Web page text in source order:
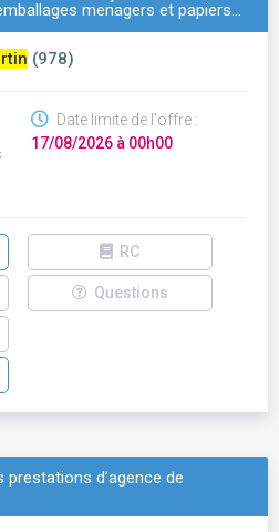
menagers et papiers…
(978)
Date limite de l'offre :
17/08/2026 à 00h00
RC
Questions
d’agence de